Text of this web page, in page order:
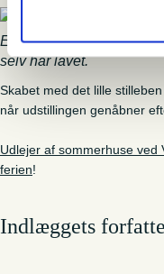
Et lille stilleben der
selv har lavet.
Skabet med det lille
når udstillingen genåbner
Udlejer af sommerhuse ved
ferien!
Indlæggets